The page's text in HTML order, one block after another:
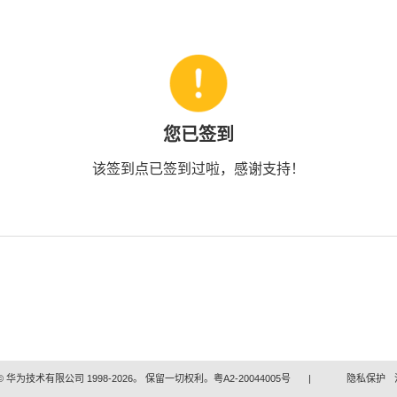
您已签到
该签到点已签到过啦，感谢支持！
华为技术有限公司 1998-2026。 保留一切权利。粤A2-20044005号 | 隐私保护